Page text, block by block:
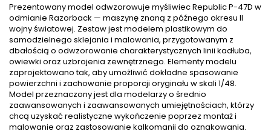
Prezentowany model odwzorowuje myśliwiec Republic P-47D w
odmianie Razorback — maszynę znaną z późnego okresu II
wojny światowej. Zestaw jest modelem plastikowym do
samodzielnego sklejania i malowania, przygotowanym z
dbałością o odwzorowanie charakterystycznych linii kadłuba,
owiewki oraz uzbrojenia zewnętrznego. Elementy modelu
zaprojektowano tak, aby umożliwić dokładne spasowanie
powierzchni i zachowanie proporcji oryginału w skali 1/48.
Model przeznaczony jest dla modelarzy o średnio
zaawansowanych i zaawansowanych umiejętnościach, którzy
chcą uzyskać realistyczne wykończenie poprzez montaż i
malowanie oraz zastosowanie kalkomanii do oznakowania.